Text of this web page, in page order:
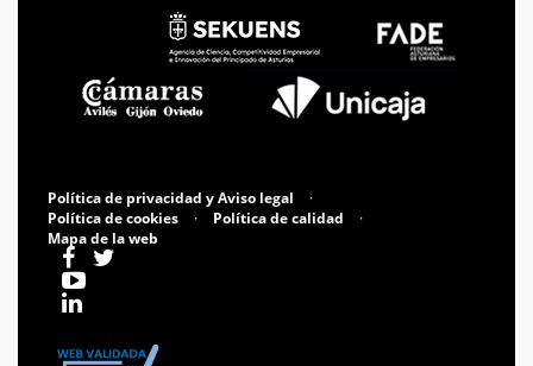
Política de privacidad y Aviso legal
·
Política de cookies
· Política de calidad
·
Mapa de la web